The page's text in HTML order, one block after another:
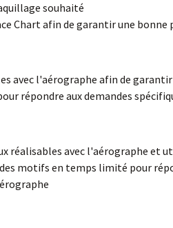
souhaité
Chart afin de garantir une
avec l'aérographe afin de
répondre aux demandes
réalisables avec l'aérographe et
motifs en temps limité pour